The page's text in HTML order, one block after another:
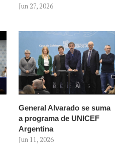
Jun 27, 2026
General Alvarado se suma
a programa de UNICEF
Argentina
Jun 11, 2026